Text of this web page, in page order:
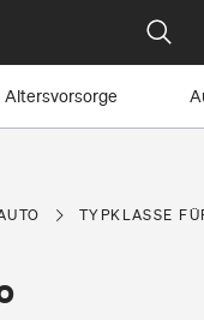
Altersvorsorge
TYPKLASSE